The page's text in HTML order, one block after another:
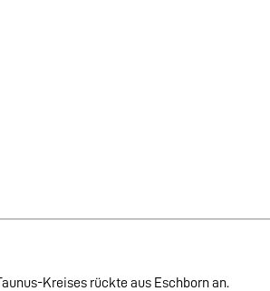
Kreises rückte aus Eschborn an.